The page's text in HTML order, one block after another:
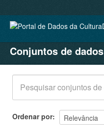
CONJUNTOS DE DADOS
ORGANIZAÇÕES
GRUPOS
SOBRE
Conjuntos de dados
Ordenar por